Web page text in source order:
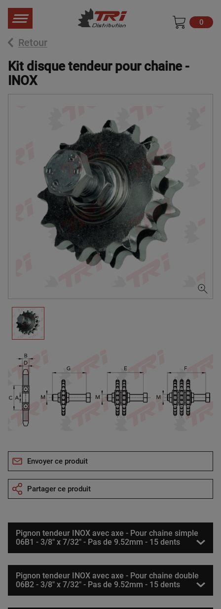
0
Retour
Kit disque tendeur pour chaine -
INOX
Envoyer ce produit
Partager ce produit
Pignon tendeur INOX avec axe - Pour chaine simple
06B1 - 3/8" x 7/32" - Pas de 9.52mm - 15 dents
Pignon tendeur INOX avec axe - Pour chaine double
06B2 - 3/8" x 7/32" - Pas de 9.52mm - 15 dents